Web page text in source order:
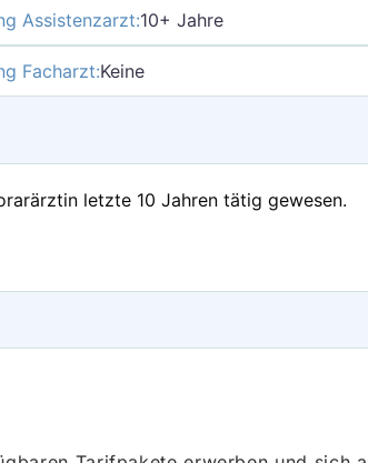
Assistenzarzt:10+ Jahre
Facharzt:Keine
letzte 10 Jahren tätig gewesen.